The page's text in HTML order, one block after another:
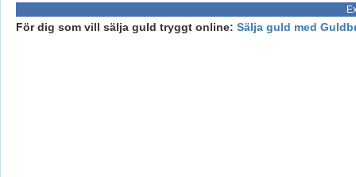
För dig som vill sälja guld tryggt online: Sälja guld med